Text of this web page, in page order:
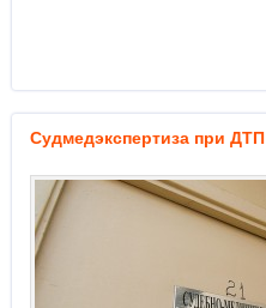
Судмедэкспертиза при ДТП